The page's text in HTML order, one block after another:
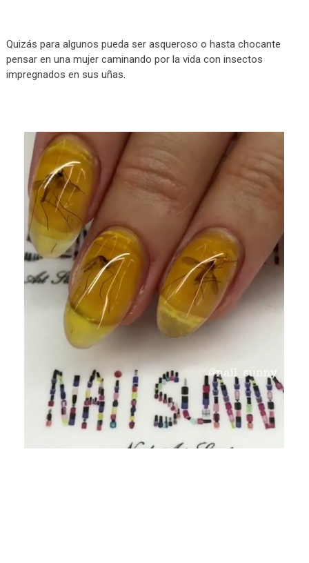
Quizás para algunos pueda ser asqueroso o hasta chocante
pensar en una mujer caminando por la vida con insectos
impregnados en sus uñas.